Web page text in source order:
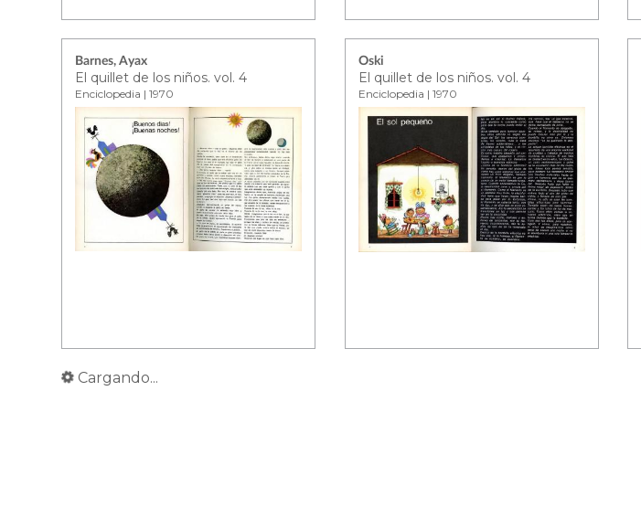
Barnes, Ayax
El quillet de los niños. vol. 4
Enciclopedia | 1970
Oski
El quillet de los niños. vol. 4
Enciclopedia | 1970
Cargando...